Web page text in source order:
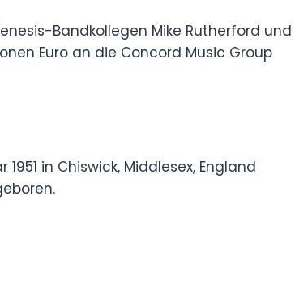
Bandkollegen Mike Rutherford und
Euro an die Concord Music Group
in Chiswick, Middlesex, England